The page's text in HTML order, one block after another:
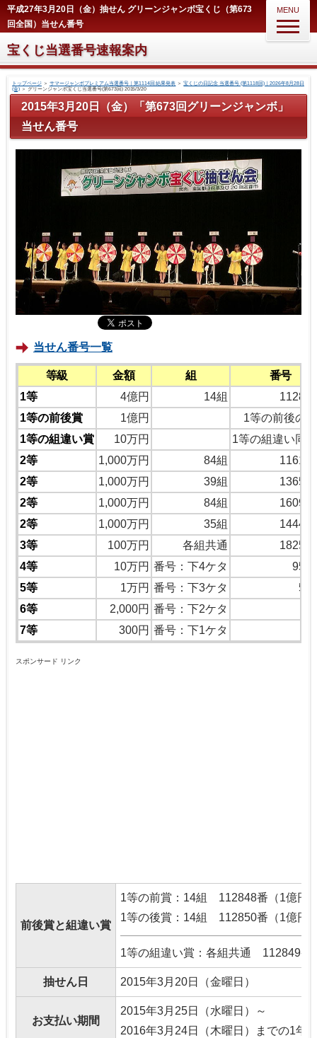
平成27年3月20日（金）抽せん グリーンジャンボ宝くじ（第673
回全国）当せん番号
宝くじ当選番号速報案内
MENU
トップページ＞ サマージャンボプレミアム当選番号｜第1114回 結果発表 ＞宝くじの日記念 当選番号 (第1118回)｜2026年8月28日
(金)＞ グリーンジャンボ宝くじ当選番号(第673回) 2015/3/20
2015年3月20日（金）「第673回グリーンジャンボ」
当せん番号
当せん番号一覧
等級 金額 組
番号
1等
4億円 14組
1等の前後賞
1億円
1等の前後の
1等の組違い賞
10万円
1等の組違い同
2等
1,000万円 84組
2等
1,000万円 39組
2等
1,000万円 84組
2等
1,000万円 35組
3等
100万円 各組共通
4等
10万円 番号：下4ケタ
5等
1万円 番号：下3ケタ
6等
2,000円 番号：下2ケタ
7等
300円 番号：下1ケタ
スポンサード リンク
前後賞と組違い賞
1等の前賞：14組 112848番（1億円
1等の後賞：14組 112850番（1億円
1等の組違い賞：各組共通 112849番
抽せん日 2015年3月20日（金曜日）
お支払い期間
2015年3月25日（水曜日）～
2016年3月24日（木曜日）までの1年